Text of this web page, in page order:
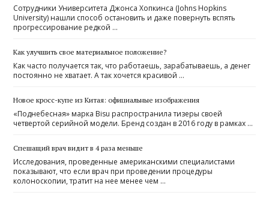
Сотрудники Университета Джонса Хопкинса (Johns Hopkins
University) нашли способ остановить и даже повернуть вспять
прогрессирование редкой …
Как улучшить свое материальное положение?
Как часто получается так, что работаешь, зарабатываешь, а денег
постоянно не хватает. А так хочется красивой …
Новое кросс-купе из Китая: официальные изображения
«Поднебесная» марка Bisu распространила тизеры своей
четвертой серийной модели. Бренд создан в 2016 году в рамках …
Спешащий врач видит в 4 раза меньше
Исследования, проведенные американскими специалистами
показывают, что если врач при проведении процедуры
колоноскопии, тратит на нее менее чем …